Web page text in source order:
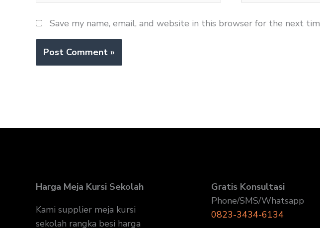
Save my name, email, and website in this browser for the next
Harga Meja Kursi Sekolah
Kami supplier meja kursi
sekolah rangka besi harga
Gratis Konsultasi
Phone/SMS/Whatsapp
0823-3434-6134